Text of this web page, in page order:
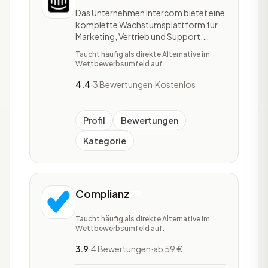
Das Unternehmen Intercom bietet eine
komplette Wachstumsplattform für
Marketing, Vertrieb und Support.
Intercom ist das Engagement OS, ein
offener Kanal zwischen Unternehmen
wird sich auf die Kundenbedürfnisse
Gespräche und Inte
Taucht häufig als direkte Alternative im
Wettbewerbsumfeld auf.
4.4·3 Bewertungen·Kostenlos
Profil
Bewertungen
Kategorie
Complianz
Taucht häufig als direkte Alternative im
Wettbewerbsumfeld auf.
3.9·4 Bewertungen·ab 59 €